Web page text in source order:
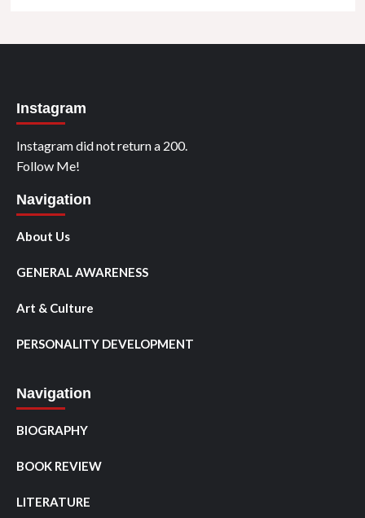
Instagram
Instagram did not return a 200.
Follow Me!
Navigation
About Us
GENERAL AWARENESS
Art & Culture
PERSONALITY DEVELOPMENT
Navigation
BIOGRAPHY
BOOK REVIEW
LITERATURE